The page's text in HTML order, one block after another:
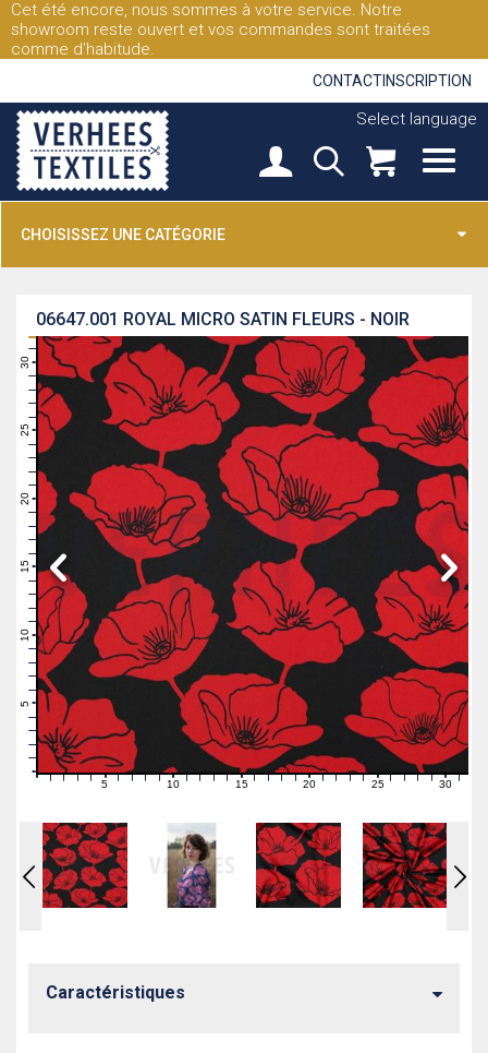
Cet été encore, nous sommes à votre service. Notre
showroom reste ouvert et vos commandes sont traitées
comme d'habitude.
CONTACT INSCRIPTION
Select language
CHOISISSEZ UNE CATÉGORIE
ROYAL MICRO SATIN FLEURS - NOIR
06647.001
2
9
10
11
13
15
16
18
21
24
26
27
28
29
31
1 2 3 4 5 6 7 89 10111213141516171819202122232425 26272829 31
Caractéristiques